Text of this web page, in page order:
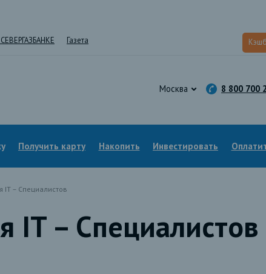
Газета
Москва 8 800 700
Получить карту Накопить Инвестировать
IT – Специалистов
IT – Специалистов